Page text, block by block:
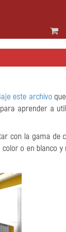
este archivo
aprender a
con la gama de
o en blanco y